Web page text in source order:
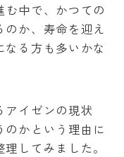
む中で、かつての
か、寿命を迎え
る方も多いかな
イゼンの現状
かという理由に
してみました。